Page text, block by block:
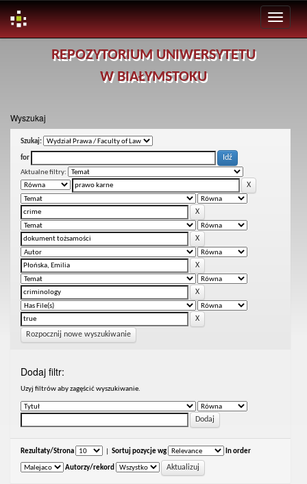
REPOZYTORIUM UNIWERSYTETU
W BIAŁYMSTOKU
Wyszukaj
Szukaj:
for
Aktualne filtry:
Rozpocznij nowe wyszukiwanie
Dodaj filtr:
Uzyj filtrów aby zagęścić wyszukiwanie.
Rezultaty/Strona Sortuj pozycje wg In order
Autorzy/rekord